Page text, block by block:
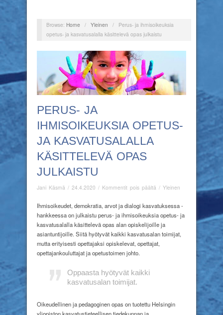
Browse: Home / Yleinen /
Perus- ja ihmisoikeuksia
opetus- ja kasvatusalalla käsittelevä opas julkaistu
PERUS- JA
IHMISOIKEUKSIA OPETUS-
JA KASVATUSALALLA
KÄSITTELEVÄ OPAS
JULKAISTU
Jani Käsmä / 24.4.2020 / Kommentit pois päältä artikkelissa
ja
ihmisoikeuksia
opetus-
kasvatusalalla
/ Yleinen
Ihmisoikeudet, demokratia, arvot ja dialogi kasvatuksessa -
hankkeessa on julkaistu perus- ja ihmisoikeuksia opetus- ja
kasvatusalalla käsittelevä opas alan opiskelijoille ja
asiantuntijoille. Siitä hyötyvät kaikki kasvatusalan toimijat,
mutta erityisesti opettajaksi opiskelevat, opettajat,
opettajankouluttajat ja opetustoimen johto.
Oppaasta hyötyvät kaikki
kasvatusalan toimijat.
Oikeudellinen ja pedagoginen opas on tuotettu Helsingin